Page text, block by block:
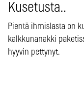
Kusetusta..
Pientä ihmislasta on
kalkkunanakki
hyyvin pettynyt.